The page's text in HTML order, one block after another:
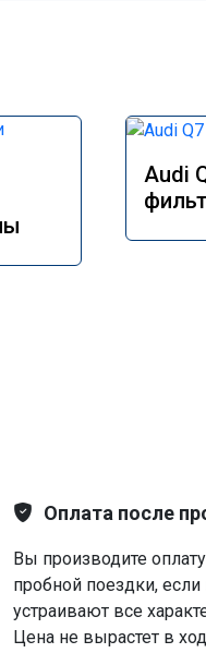
Audi
Оплата после
Вы производите
пробной поездки, если
устраивают все
Цена не вырастет в